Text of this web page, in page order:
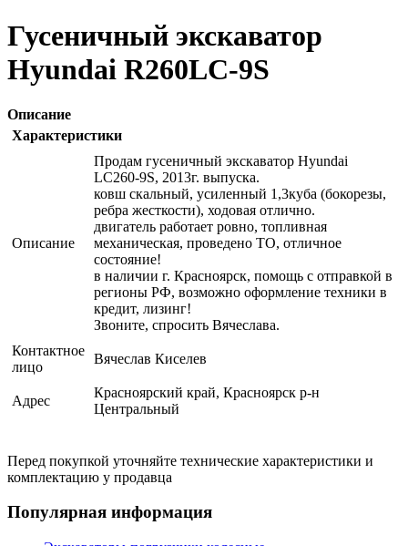
Гусеничный экскаватор
Hyundai R260LC-9S
Описание
Характеристики
Описание
Продам гусеничный экскаватор Hyundai
LC260-9S, 2013г. выпуска.
ковш скальный, усиленный 1,3куба (бокорезы,
ребра жесткости), ходовая отлично.
двигатель работает ровно, топливная
механическая, проведено ТО, отличное
состояние!
в наличии г. Красноярск, помощь с отправкой в
регионы РФ, возможно оформление техники в
кредит, лизинг!
Звоните, спросить Вячеслава.
Контактное
лицо
Вячеслав Киселев
Адрес
Красноярский край, Красноярск р-н
Центральный
Перед покупкой уточняйте технические характеристики и
комплектацию у продавца
Популярная информация